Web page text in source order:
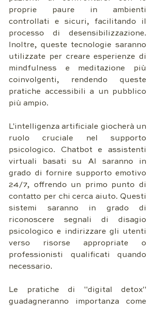
proprie paure in ambienti
controllati e sicuri, facilitando il
processo di desensibilizzazione.
Inoltre, queste tecnologie saranno
utilizzate per creare esperienze di
mindfulness e meditazione più
coinvolgenti, rendendo queste
pratiche accessibili a un pubblico
più ampio.
L'intelligenza artificiale giocherà un
ruolo cruciale nel supporto
psicologico. Chatbot e assistenti
virtuali basati su AI saranno in
grado di fornire supporto emotivo
24/7, offrendo un primo punto di
contatto per chi cerca aiuto. Questi
sistemi saranno in grado di
riconoscere segnali di disagio
psicologico e indirizzare gli utenti
verso risorse appropriate o
professionisti qualificati quando
necessario.
Le pratiche di "digital detox"
guadagneranno importanza come